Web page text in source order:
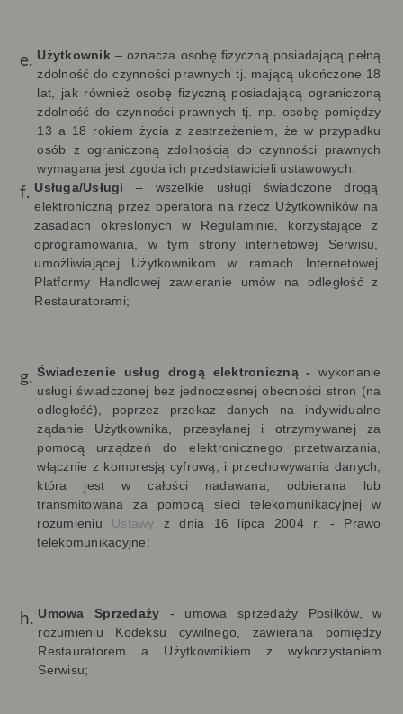
Użytkownik – oznacza osobę fizyczną posiadającą pełną
zdolność do czynności prawnych tj. mającą ukończone 18
lat, jak również osobę fizyczną posiadającą ograniczoną
zdolność do czynności prawnych tj. np. osobę pomiędzy
13 a 18 rokiem życia z zastrzeżeniem, że w przypadku
osób z ograniczoną zdolnością do czynności prawnych
wymagana jest zgoda ich przedstawicieli ustawowych.
Usługa/Usługi – wszelkie usługi świadczone drogą
elektroniczną przez operatora na rzecz Użytkowników na
zasadach określonych w Regulaminie, korzystające z
oprogramowania, w tym strony internetowej Serwisu,
umożliwiającej Użytkownikom w ramach Internetowej
Platformy Handlowej zawieranie umów na odległość z
Restauratorami;
Świadczenie usług drogą elektroniczną -
wykonanie
usługi świadczonej bez jednoczesnej obecności stron (na
odległość), poprzez przekaz danych na indywidualne
żądanie Użytkownika, przesyłanej i otrzymywanej za
pomocą urządzeń do elektronicznego przetwarzania,
włącznie z kompresją cyfrową, i przechowywania danych,
która jest w całości nadawana, odbierana lub
transmitowana za pomocą sieci telekomunikacyjnej w
rozumieniu Ustawy z dnia 16 lipca 2004 r. - Prawo
telekomunikacyjne;
Umowa Sprzedaży - umowa sprzedaży Posiłków, w
rozumieniu Kodeksu cywilnego, zawierana pomiędzy
Restauratorem a Użytkownikiem z wykorzystaniem
Serwisu;